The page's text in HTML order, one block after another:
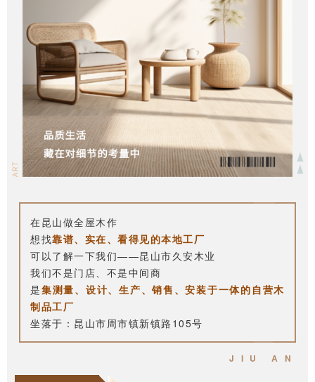
在昆山做全屋木作
想找靠谱、实在、看得见的本地工厂
可以了解一下我们——昆山市久安木业
我们不是门店、不是中间商
是集测量、设计、生产、销售、安装于一体的自营木
制品工厂
坐落于：昆山市周市镇新镇路105号
JIU AN